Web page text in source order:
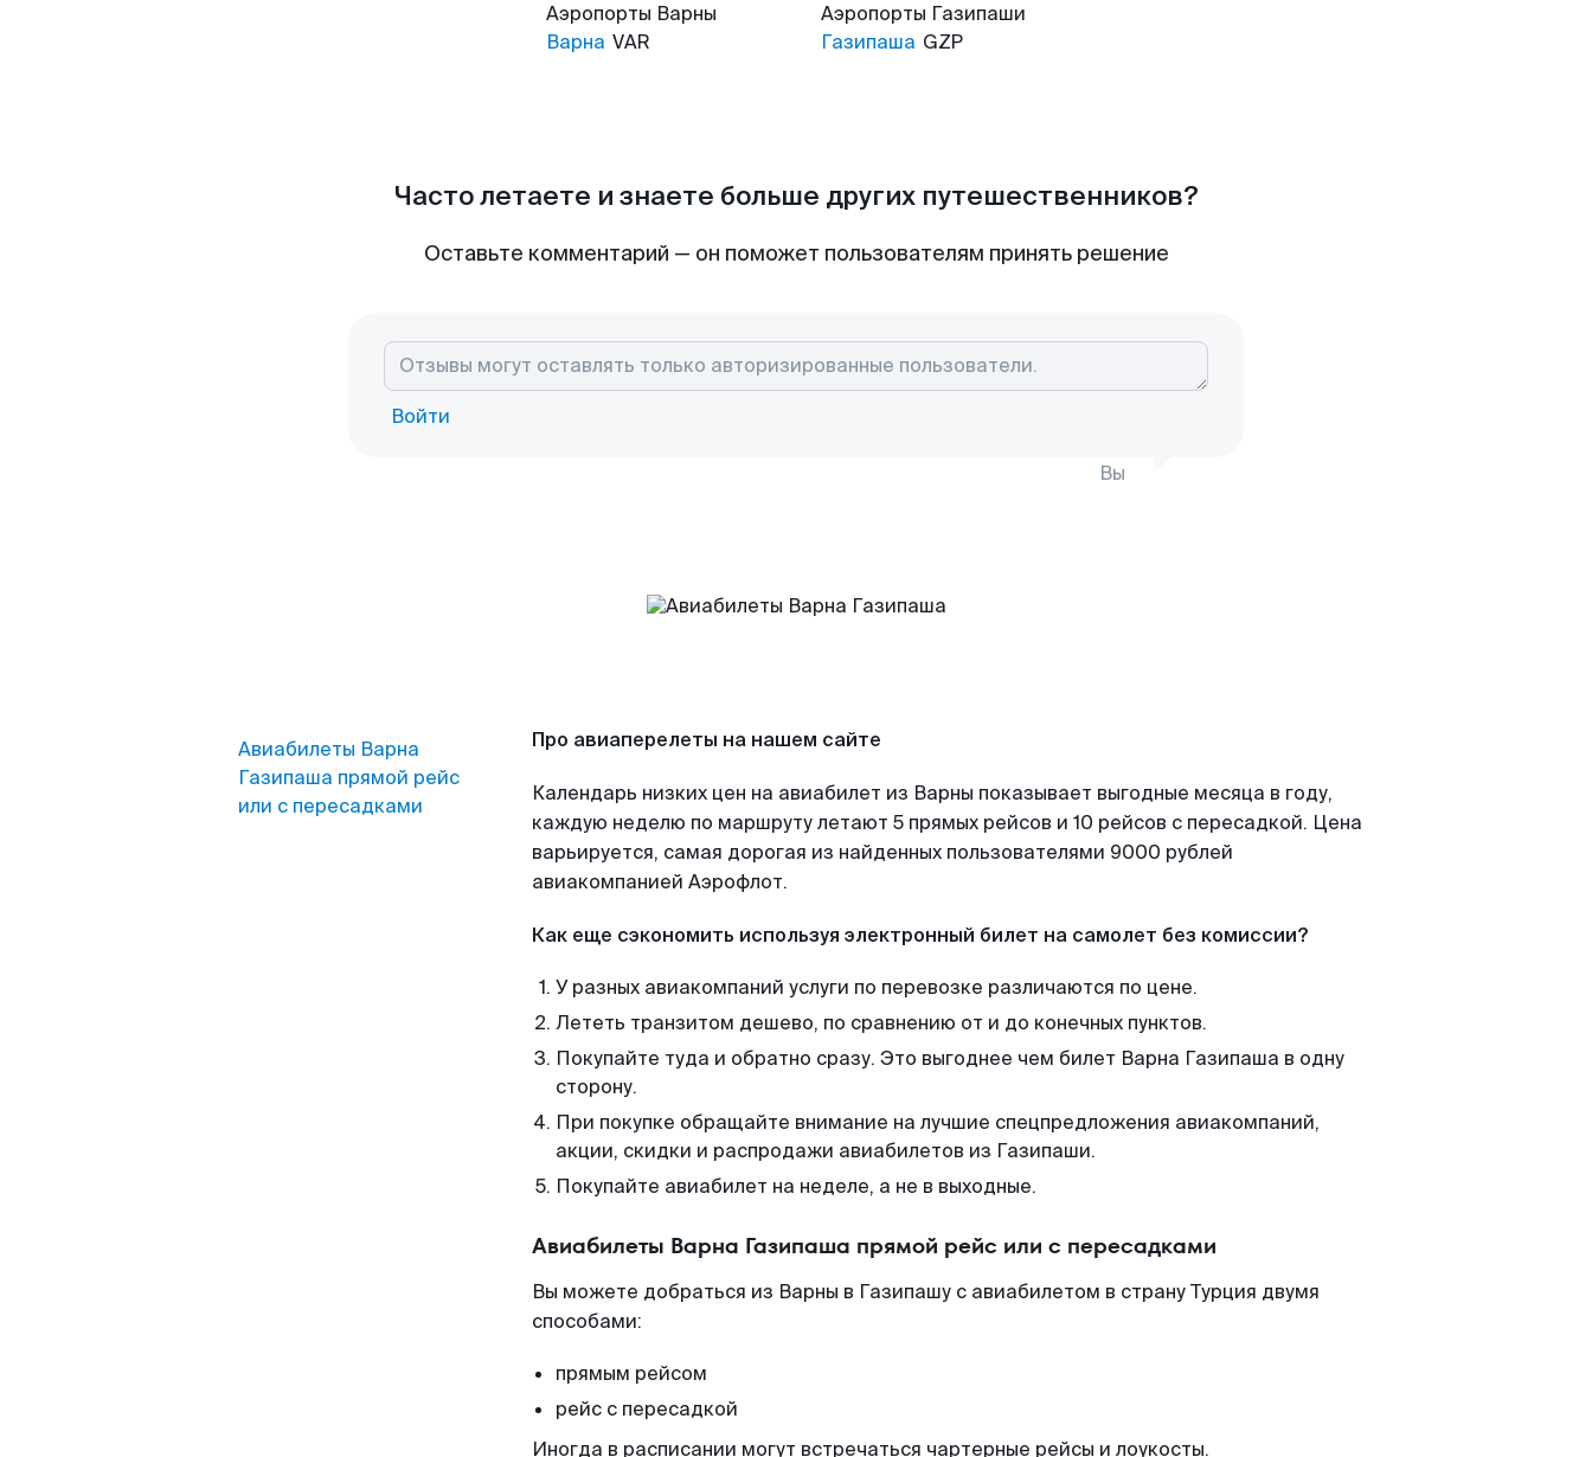
Аэропорты Варны
Варна VAR
Аэропорты Газипаши
Газипаша GZP
Часто летаете и знаете больше других путешественников?
Оставьте комментарий — он поможет пользователям принять решение
Войти
Вы
Авиабилеты Варна
Газипаша прямой рейс
или с пересадками
Про авиаперелеты на нашем сайте
Календарь низких цен на авиабилет из Варны показывает выгодные месяца в году,
каждую неделю по маршруту летают 5 прямых рейсов и 10 рейсов с пересадкой. Цена
варьируется, самая дорогая из найденных пользователями 9000 рублей
авиакомпанией Аэрофлот.
Как еще сэкономить используя электронный билет на самолет без комиссии?
У разных авиакомпаний услуги по перевозке различаются по цене.
Лететь транзитом дешево, по сравнению от и до конечных пунктов.
Покупайте туда и обратно сразу. Это выгоднее чем билет Варна Газипаша в одну
сторону.
При покупке обращайте внимание на лучшие спецпредложения авиакомпаний,
акции, скидки и распродажи авиабилетов из Газипаши.
Покупайте авиабилет на неделе, а не в выходные.
Авиабилеты Варна Газипаша прямой рейс или с пересадками
Вы можете добраться из Варны в Газипашу с авиабилетом в страну Турция двумя
способами:
прямым рейсом
рейс с пересадкой
Иногда в расписании могут встречаться чартерные рейсы и лоукосты.